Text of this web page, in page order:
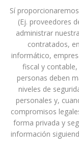
Sí
(Ej. proveedores
administrar
contratados,
informático,
fiscal y
personas deben
niveles de
personales y,
compromisos
forma privada y
información